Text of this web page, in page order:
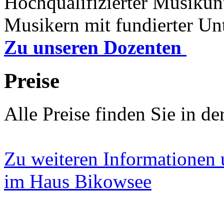
Musikern mit fundierter
Zu unseren Dozenten
Preise
Alle Preise finden Sie in
Zu weiteren
im Haus Bikowsee